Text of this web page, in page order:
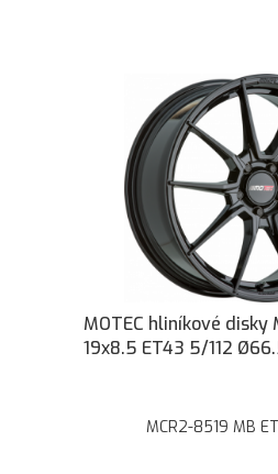
MOTEC hliníkové
19x8.5 ET43 5/112
MCR2-8519 MB